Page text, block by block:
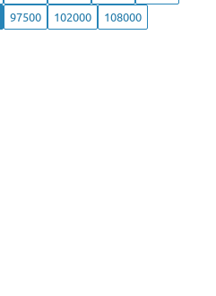
97500 102000 108000